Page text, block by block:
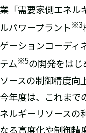
業「需要家側エネル
ルパワープラント※3
ゲーションコーディ
テム※5の開発をは
ソースの制御精度向
今年度は、これまで
ネルギーリソースの
なる高度化や制御精